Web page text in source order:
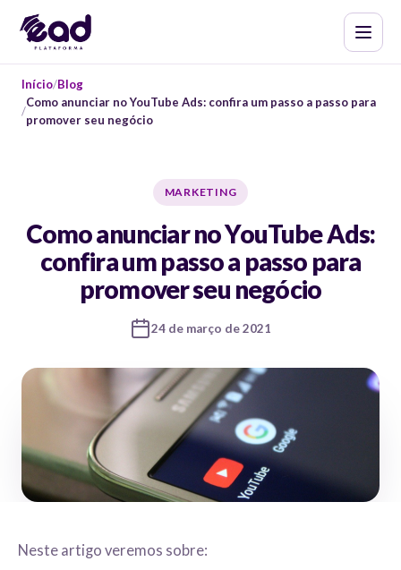
Início Blog
Como anunciar no YouTube Ads: confira um passo a passo para
promover seu negócio
MARKETING
Como anunciar no YouTube Ads:
confira um passo a passo para
promover seu negócio
24 de março de 2021
Neste artigo veremos sobre: